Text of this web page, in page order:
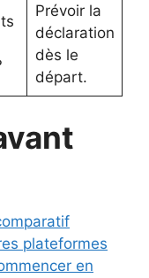
Prévoir la
déclaration
dès le
départ.
plateformes
en